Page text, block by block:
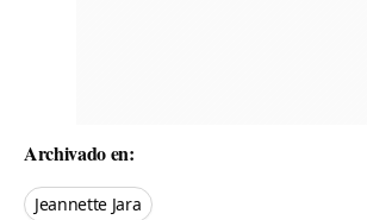
Archivado en:
Jeannette Jara